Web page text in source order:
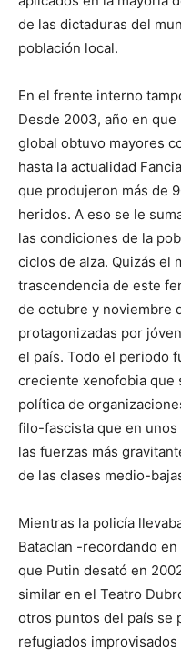
de las dictaduras del
población local.
En el frente interno
Desde 2003, año en
global obtuvo mayores
hasta la actualidad
que produjeron más de
heridos. A eso se le
las condiciones de la
ciclos de alza. Quizás el
trascendencia de este
de octubre y noviembre
protagonizadas por
el país. Todo el periodo
creciente xenofobia que
política de
filo-fascista que en
las fuerzas más
de las clases medio-
Mientras la policía
Bataclan -recordando
que Putin desató en
similar en el Teatro
otros puntos del país se
refugiados